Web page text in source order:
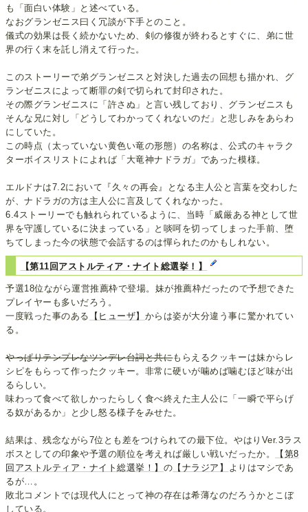
も「面白い体験」と述べている。
なおグランゼニス曰く冗談が下手とのこと。
儀式の効果は長く続かないため、剣の修復が終わるとすぐに、弟に世
界の行く末を託し消えて行った。
このストーリーで弟グランゼニスと対決した過去の回想も描かれ、グ
ランゼニスによって断罪の剣で切られて封印された。
その際グランゼニスに「許さぬ」と言い残しており、グランゼニスも
そんな兄に対し「どうしてわかってくれないのだ」と悲しみをあらわ
にしていた。
この時点（太っていない黄色い竜の形態）の名称は、公式のキャラク
ターボイスリストによれば「大竜神ナドラガ」であった模様。
エルドナは7.2において『久々の再会』となる主人公と言葉を交わした
が、ナドラガの方は主人公に言及してくれなかった。
6.4ストーリーでも触れられているように、当時「威厳ある神として世
界を守護しているに決まっている」と啖呵を切ってしまった手前、堕
ちてしまった今の状態で会話するのは憚られたのかもしれない。
【第11回アストルティア・ナイト総選挙！】
予選18位ながら運営推薦枠で登場。妹が推薦枠だったので予想できた
プレイヤーも多いだろう。
一度戦った事のある
【ヒューザ】 からは姿が大分違う事に驚かれてい
る。
やっぱりテンプレなツンデレ台詞と共にもらえるクッキーは妹からレ
シピをもらって作ったクッキー。非常に硬いが噛めば噛むほど味が出
るらしい。
味わって食べて欲しかったらしく食べ終えた主人公に「一瞬で平らげ
る奴があるか」と少し怒る様子をみせた。
結果は、残念ながら7位とも差をつけられての最下位。やはりVer.3ラス
ボスとしての印象や予選の順位を考えれば厳しい戦いだったか。
【第8
回アストルティア・ナイト総選挙！】 の 【ナラジア】
よりはマシであ
るが…。
敗北コメントでは現代人にとって神の存在は希薄なのだろうかとこぼ
している。